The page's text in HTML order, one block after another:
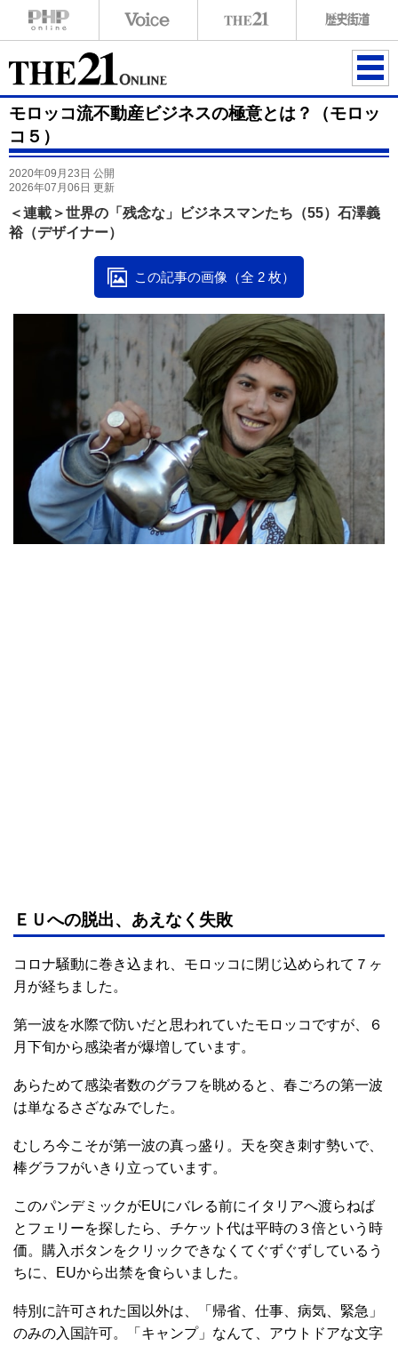
ME
NU
モロッコ流不動産ビジネスの極意とは？（モロッ
コ５）
2020年09月23日 公開
2026年07月06日 更新
＜連載＞世界の「残念な」ビジネスマンたち（55）石澤義
裕（デザイナー）
この記事の画像（全 2 枚）
ＥＵへの脱出、あえなく失敗
コロナ騒動に巻き込まれ、モロッコに閉じ込められて７ヶ
月が経ちました。
第一波を水際で防いだと思われていたモロッコですが、６
月下旬から感染者が爆増しています。
あらためて感染者数のグラフを眺めると、春ごろの第一波
は単なるさざなみでした。
むしろ今こそが第一波の真っ盛り。天を突き刺す勢いで、
棒グラフがいきり立っています。
このパンデミックがEUにバレる前にイタリアへ渡らねば
とフェリーを探したら、チケット代は平時の３倍という時
価。購入ボタンをクリックできなくてぐずぐずしているう
ちに、EUから出禁を食らいました。
特別に許可された国以外は、「帰省、仕事、病気、緊急」
のみの入国許可。「キャンプ」なんて、アウトドアな文字